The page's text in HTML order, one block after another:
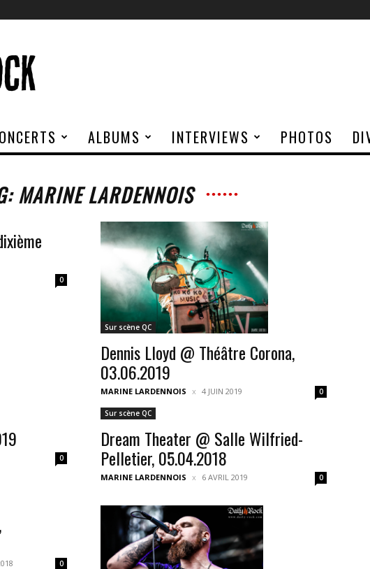
ALBUMS INTERVIEWS PHOTOS
MARINE LARDENNOIS
0
Sur scène QC
Dennis Lloyd @ Théâtre Corona,
03.06.2019
MARINE LARDENNOIS 4 JUIN 2019 0
0
Sur scène QC
Dream Theater @ Salle Wilfried-
Pelletier, 05.04.2018
MARINE LARDENNOIS 6 AVRIL 2019 0
0